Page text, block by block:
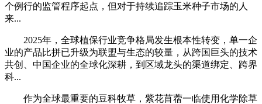
个例行的监管程序起点，但对于持续追踪玉米种子市场的人
来...
2025年，全球植保行业竞争格局发生根本性转变，单一企
业的产品比拼已升级为联盟与生态的较量，从跨国巨头的技术
共创、中国企业的全球化深耕，到区域龙头的渠道绑定、跨界
科...
作为全球最重要的豆科牧草，紫花苜蓿一临使用化学除草